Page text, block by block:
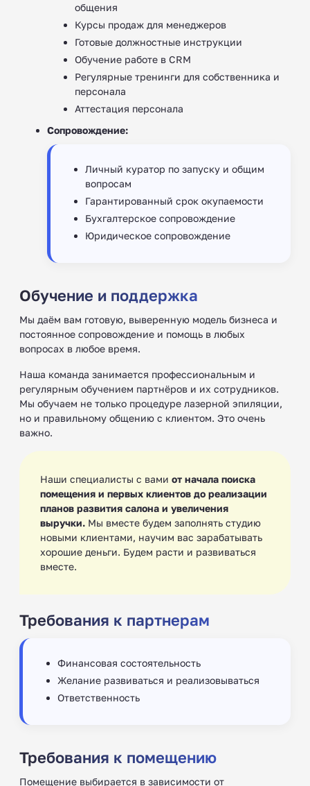
общения
Курсы продаж для менеджеров
Готовые должностные инструкции
Обучение работе в CRM
Регулярные тренинги для собственника и
персонала
Аттестация персонала
Сопровождение:
Личный куратор по запуску и общим
вопросам
Гарантированный срок окупаемости
Бухгалтерское сопровождение
Юридическое сопровождение
Обучение и поддержка
Мы даём вам готовую, выверенную модель бизнеса и
постоянное сопровождение и помощь в любых
вопросах в любое время.
Наша команда занимается профессиональным и
регулярным обучением партнёров и их сотрудников.
Мы обучаем не только процедуре лазерной эпиляции,
но и правильному общению с клиентом. Это очень
важно.
Наши специалисты с вами от начала поиска
помещения и первых клиентов до реализации
планов развития салона и увеличения
выручки. Мы вместе будем заполнять студию
новыми клиентами, научим вас зарабатывать
хорошие деньги. Будем расти и развиваться
вместе.
Требования к партнерам
Финансовая состоятельность
Желание развиваться и реализовываться
Ответственность
Требования к помещению
Помещение выбирается в зависимости от